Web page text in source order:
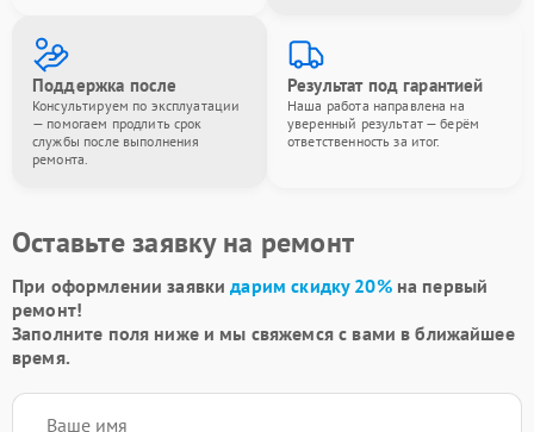
Поддержка после
Консультируем по эксплуатации
— помогаем продлить срок
службы после выполнения
ремонта.
Результат под гарантией
Наша работа направлена на
уверенный результат — берём
ответственность за итог.
Оставьте заявку на ремонт
При оформлении заявкидарим скидку 20%на первый
ремонт!
Заполните поля ниже и мы свяжемся с вами в ближайшее
время.